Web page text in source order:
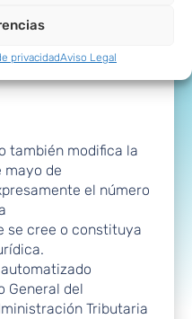
privacidadAviso Legal
de 9
también modifica la
mayo de
el número
se cree o constituya
General del
Tributaria